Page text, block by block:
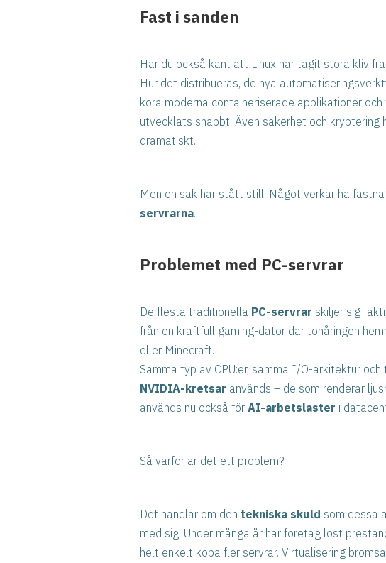
Fast i sanden
Har du också känt att Linux har tagit stora kliv
Hur det distribueras, de nya
köra moderna containeriserade applikationer
utvecklats snabbt. Även säkerhet och kryptering
dramatiskt.
Men en sak har stått still. Något verkar ha
servrarna.
Problemet med PC-servrar
De flesta traditionella PC-servrar skiljer sig
från en kraftfull gaming-dator där tonåringen
eller Minecraft.
Samma typ av CPU:er, samma I/O-arkitektur och
NVIDIA-kretsar används – de som renderar
används nu också för AI-arbetslaster i
Så varför är det ett problem?
Det handlar om den tekniska skuld som dessa
med sig. Under många år har företag löst
helt enkelt köpa fler servrar. Virtualisering